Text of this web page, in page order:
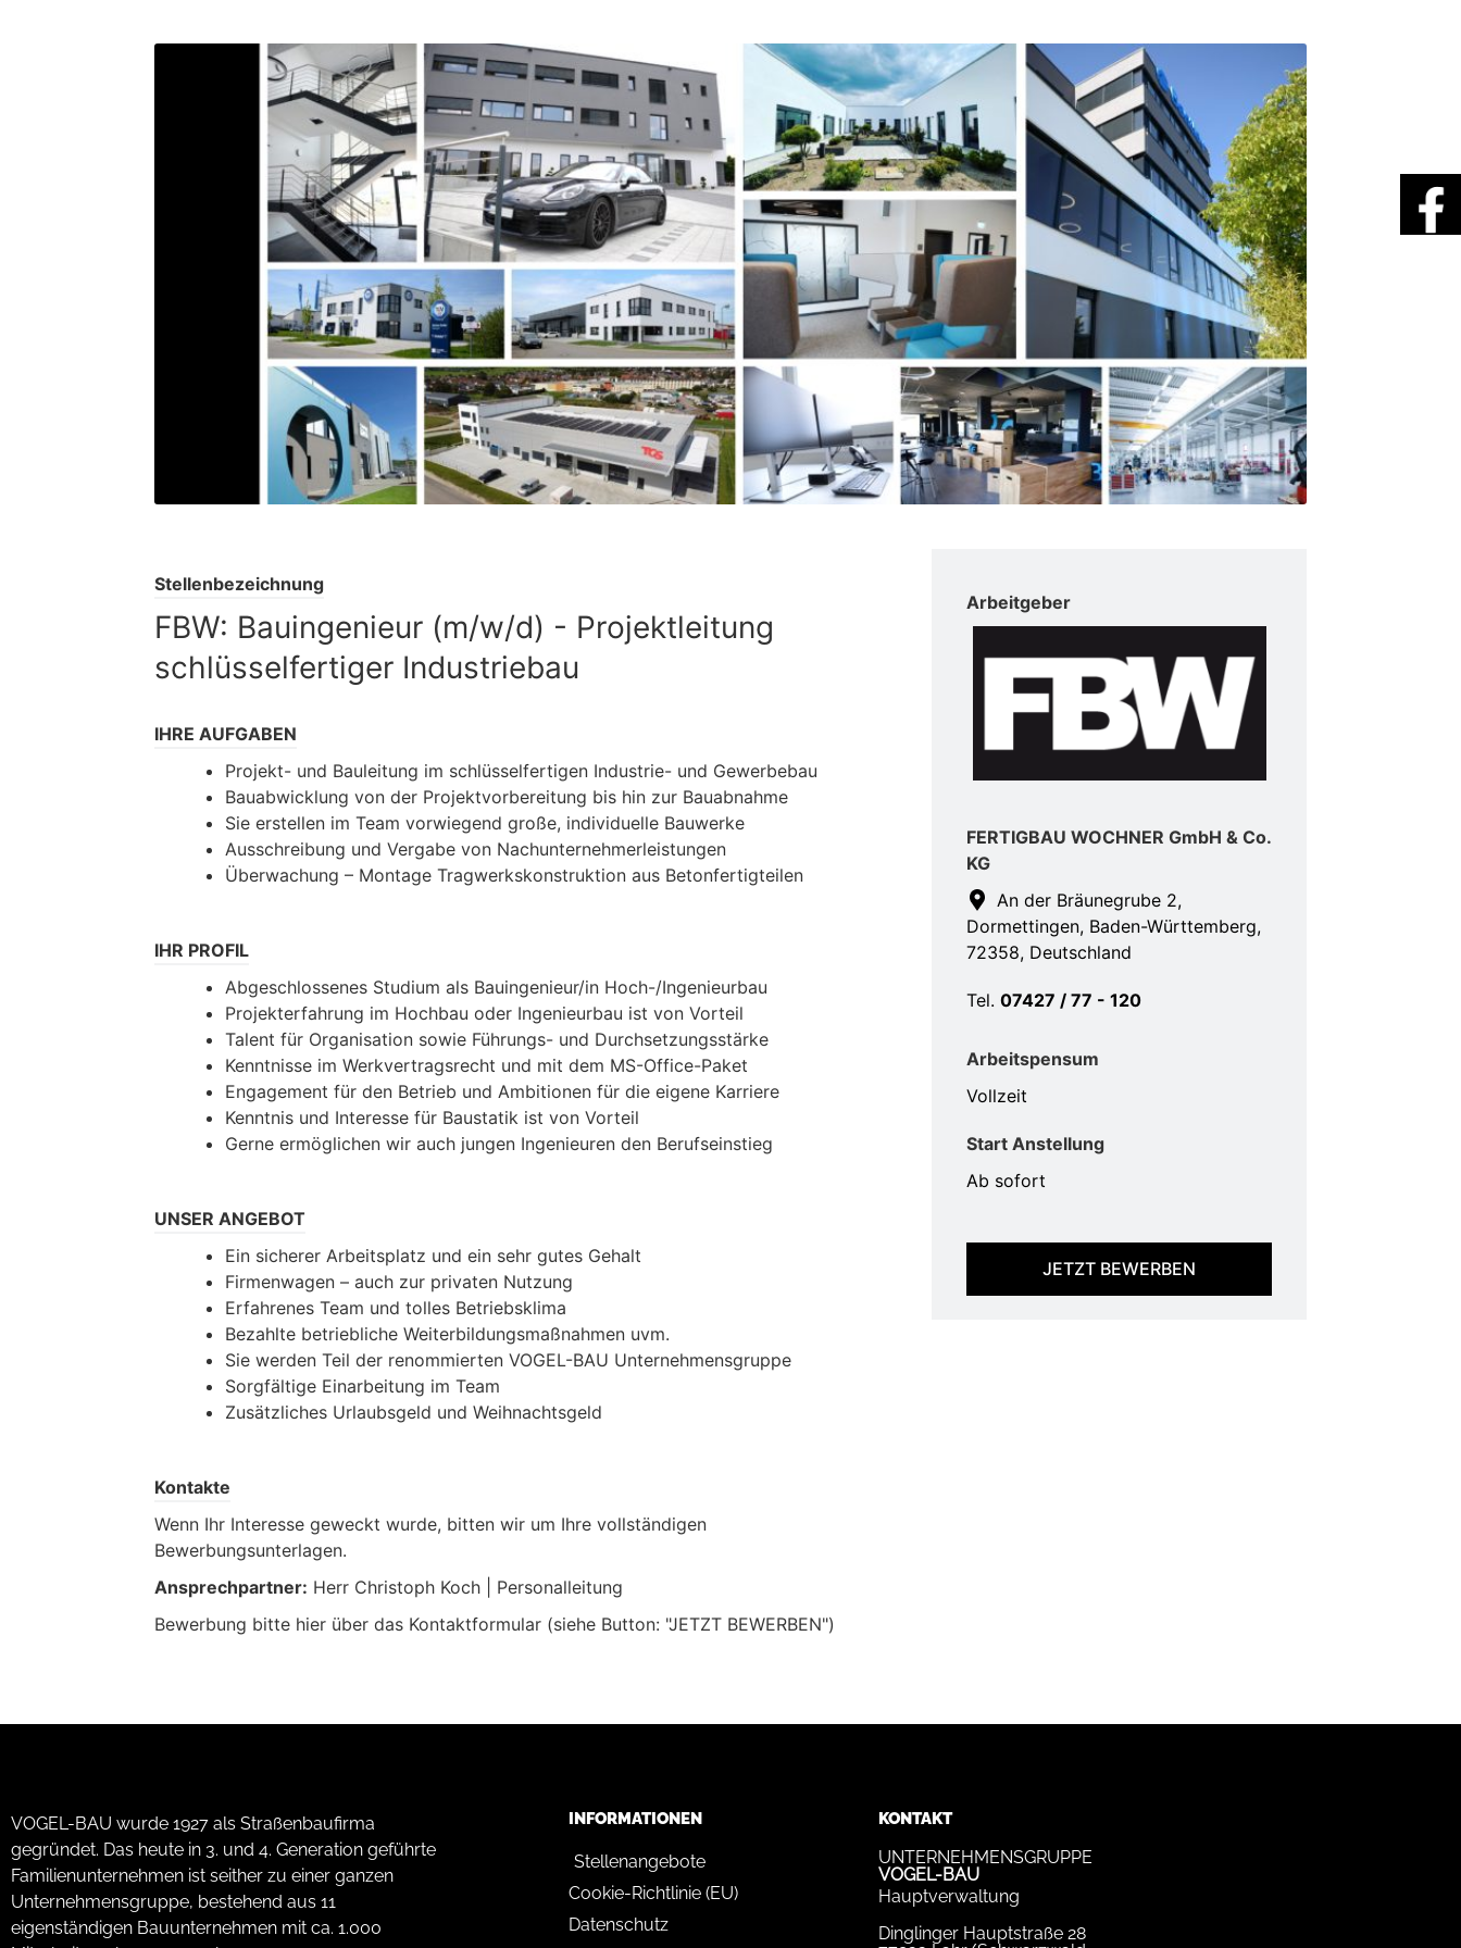
Stellenbezeichnung
FBW: Bauingenieur (m/w/d) - Projektleitung
schlüsselfertiger Industriebau
IHRE AUFGABEN
Projekt- und Bauleitung im schlüsselfertigen Industrie- und Gewerbebau
Bauabwicklung von der Projektvorbereitung bis hin zur Bauabnahme
Sie erstellen im Team vorwiegend große, individuelle Bauwerke
Ausschreibung und Vergabe von Nachunternehmerleistungen
Überwachung – Montage Tragwerkskonstruktion aus Betonfertigteilen
IHR PROFIL
Abgeschlossenes Studium als Bauingenieur/in Hoch-/Ingenieurbau
Projekterfahrung im Hochbau oder Ingenieurbau ist von Vorteil
Talent für Organisation sowie Führungs- und Durchsetzungsstärke
Kenntnisse im Werkvertragsrecht und mit dem MS-Office-Paket
Engagement für den Betrieb und Ambitionen für die eigene Karriere
Kenntnis und Interesse für Baustatik ist von Vorteil
Gerne ermöglichen wir auch jungen Ingenieuren den Berufseinstieg
UNSER ANGEBOT
Ein sicherer Arbeitsplatz und ein sehr gutes Gehalt
Firmenwagen – auch zur privaten Nutzung
Erfahrenes Team und tolles Betriebsklima
Bezahlte betriebliche Weiterbildungsmaßnahmen uvm.
Sie werden Teil der renommierten VOGEL-BAU Unternehmensgruppe
Sorgfältige Einarbeitung im Team
Zusätzliches Urlaubsgeld und Weihnachtsgeld
Kontakte
Wenn Ihr Interesse geweckt wurde, bitten wir um Ihre vollständigen
Bewerbungsunterlagen.
Ansprechpartner: Herr Christoph Koch | Personalleitung
Bewerbung bitte hier über das Kontaktformular (siehe Button: "JETZT BEWERBEN")
Arbeitgeber
FERTIGBAU WOCHNER GmbH & Co.
KG
An der Bräunegrube 2,
Dormettingen, Baden-Württemberg,
72358, Deutschland
Tel. 07427 / 77 - 120
Arbeitspensum
Vollzeit
Start Anstellung
Ab sofort
JETZT BEWERBEN
VOGEL-BAU wurde 1927 als Straßenbaufirma
gegründet. Das heute in 3. und 4. Generation geführte
Familienunternehmen ist seither zu einer ganzen
Unternehmensgruppe, bestehend aus 11
eigenständigen Bauunternehmen mit ca. 1.000
INFORMATIONEN
Stellenangebote
Cookie-Richtlinie (EU)
Datenschutz
KONTAKT
UNTERNEHMENSGRUPPE
VOGEL-BAU
Hauptverwaltung
Dinglinger Hauptstraße 28